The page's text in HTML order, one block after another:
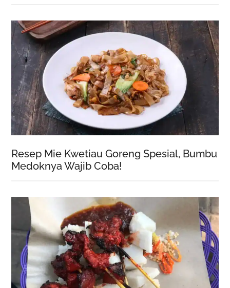
Resep Mie Kwetiau Goreng Spesial, Bumbu
Medoknya Wajib Coba!